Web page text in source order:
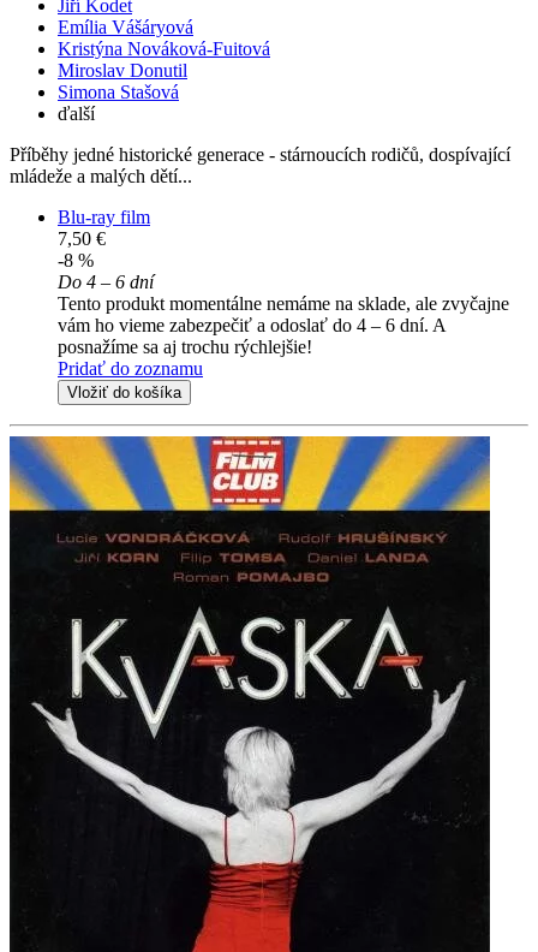
Jiří Kodet
Emília Vášáryová
Kristýna Nováková-Fuitová
Miroslav Donutil
Simona Stašová
ďalší
Příběhy jedné historické generace - stárnoucích rodičů, dospívající
mládeže a malých dětí...
Blu-ray film
7,50 €
-8 %
Do 4 – 6 dní
Tento produkt momentálne nemáme na sklade, ale zvyčajne
vám ho vieme zabezpečiť a odoslať do 4 – 6 dní. A
posnažíme sa aj trochu rýchlejšie!
Pridať do zoznamu
Vložiť do košíka